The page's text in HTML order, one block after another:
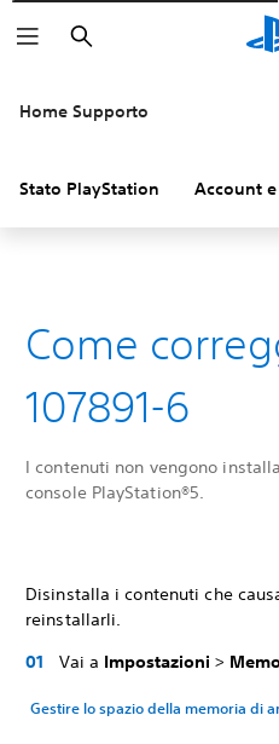
Cerca
Home Supporto
Stato PlayStation Account
Come
107891-6
I contenuti non vengono
console PlayStation®5.
Disinstalla i contenuti che
reinstallarli.
Vai a Impostazioni >
Gestire lo spazio della memoria di